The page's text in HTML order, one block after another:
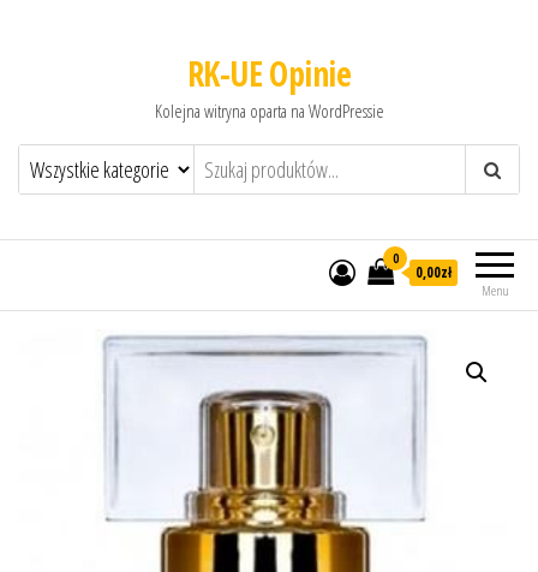
RK-UE Opinie
Kolejna witryna oparta na WordPressie
Menu
0
0,00zł